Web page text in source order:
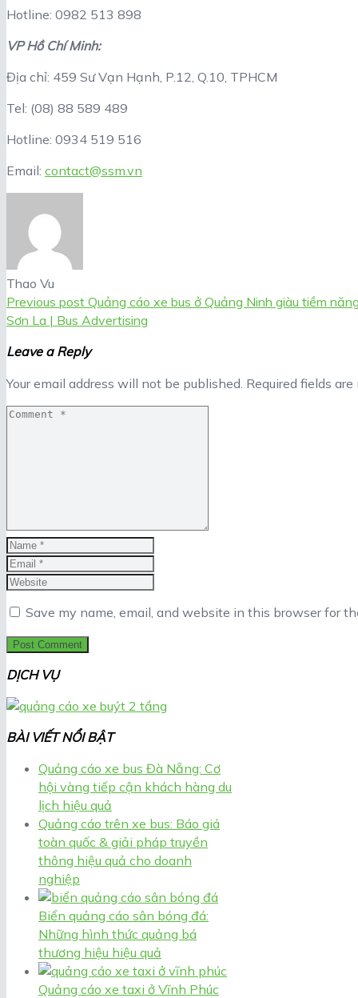
Hotline: 0982 513 898
VP Hồ Chí Minh:
Địa chỉ: 459 Sư Vạn Hạnh, P.12, Q.10, TPHCM
Tel: (08) 88 589 489
Hotline: 0934 519 516
Email: contact@ssm.vn
Thao Vu
Previous post Quảng cáo xe bus ở Quảng Ninh giàu tiềm
Sơn La | Bus Advertising
Leave a Reply
Your email address will not be published. Required fields
Save my name, email, and website in this browser for
DỊCH VỤ
BÀI VIẾT NỔI BẬT
Quảng cáo xe bus Đà Nẵng: Cơ
hội vàng tiếp cận khách hàng du
lịch hiệu quả
Quảng cáo trên xe bus: Báo giá
toàn quốc & giải pháp truyền
thông hiệu quả cho doanh
nghiệp
Biển quảng cáo sân bóng đá:
Những hình thức quảng bá
thương hiệu hiệu quả
Quảng cáo xe taxi ở Vĩnh Phúc